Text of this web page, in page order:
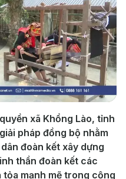
xã Khổng Lào, tỉnh
pháp đồng bộ nhằm
đoàn kết xây dựng
thần đoàn kết các
mạnh mẽ trong cộng